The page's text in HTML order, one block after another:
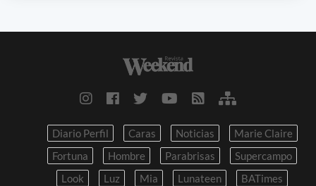
Diario Perfil Caras Noticias
Marie Claire
Fortuna
Hombre Parabrisas
Supercampo
Look
Luz Mia Lunateen BATimes